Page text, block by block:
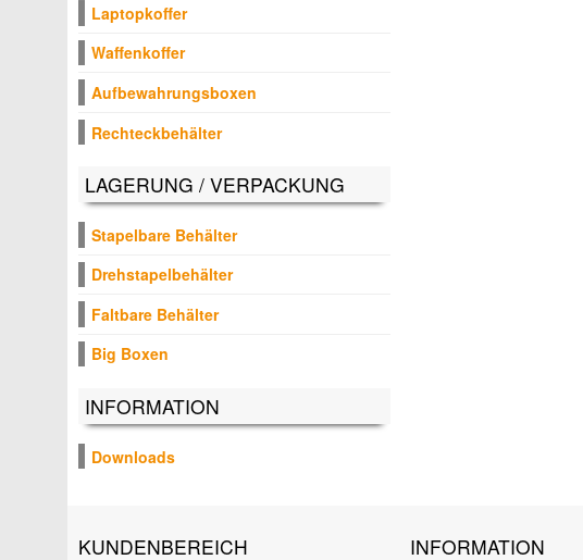
Laptopkoffer
Waffenkoffer
Aufbewahrungsboxen
Rechteckbehälter
LAGERUNG / VERPACKUNG
Stapelbare Behälter
Drehstapelbehälter
Faltbare Behälter
Big Boxen
INFORMATION
Downloads
KUNDENBEREICH INFORMATION